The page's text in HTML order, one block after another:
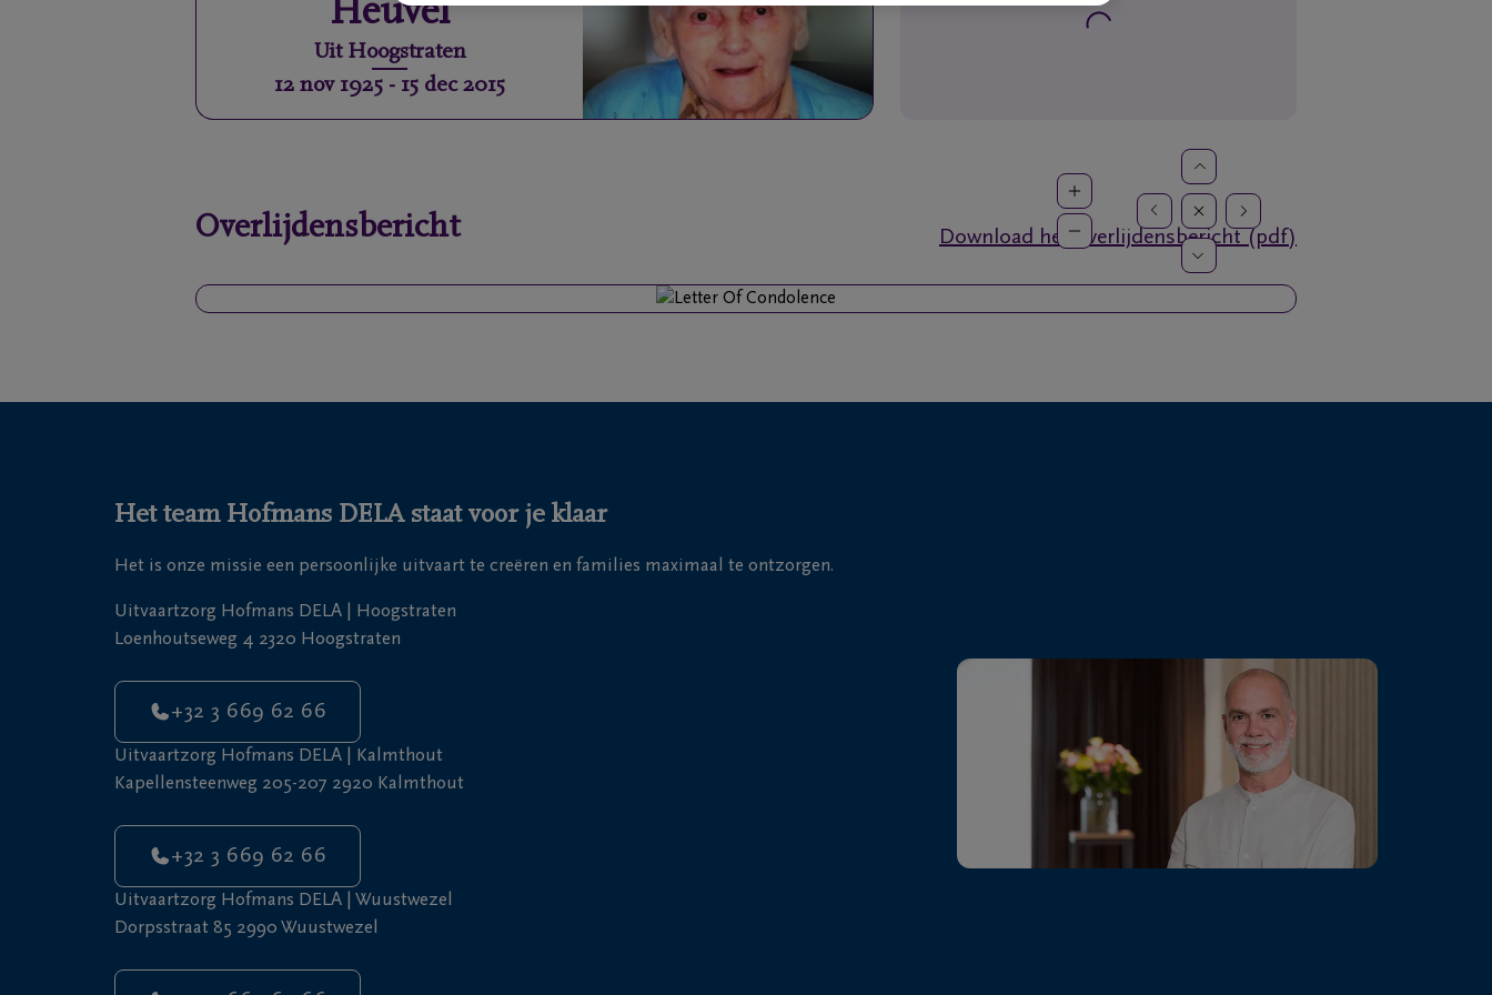
Heuvel
Uit Hoogstraten
12 nov 1925 - 15 dec 2015
Overlijdensbericht Download het overlijdensbericht (pdf)
Het team Hofmans DELA staat voor je klaar
Het is onze missie een persoonlijke uitvaart te creëren en families maximaal te ontzorgen.
Uitvaartzorg Hofmans DELA | Hoogstraten
Loenhoutseweg 4 2320 Hoogstraten
+32 3 669 62 66
Uitvaartzorg Hofmans DELA | Kalmthout
Kapellensteenweg 205-207 2920 Kalmthout
+32 3 669 62 66
Uitvaartzorg Hofmans DELA | Wuustwezel
Dorpsstraat 85 2990 Wuustwezel